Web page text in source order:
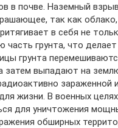
в почве. Наземный
так как
в себя не
часть грунта, что делает
грунта
затем выпадают на
зараженной
жизни. В военных
для уничтожения
обширных